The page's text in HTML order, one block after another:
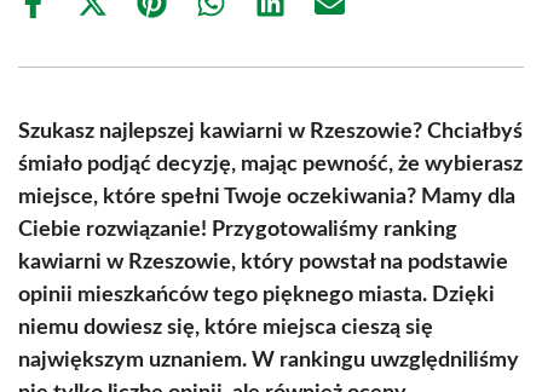
Share
Share
(Twitter)
Share Share Share Share
Szukasz najlepszej kawiarni w Rzeszowie? Chciałbyś
śmiało podjąć decyzję, mając pewność, że wybierasz
miejsce, które spełni Twoje oczekiwania? Mamy dla
Ciebie rozwiązanie! Przygotowaliśmy ranking
kawiarni w Rzeszowie, który powstał na podstawie
opinii mieszkańców tego pięknego miasta. Dzięki
niemu dowiesz się, które miejsca cieszą się
największym uznaniem. W rankingu uwzględniliśmy